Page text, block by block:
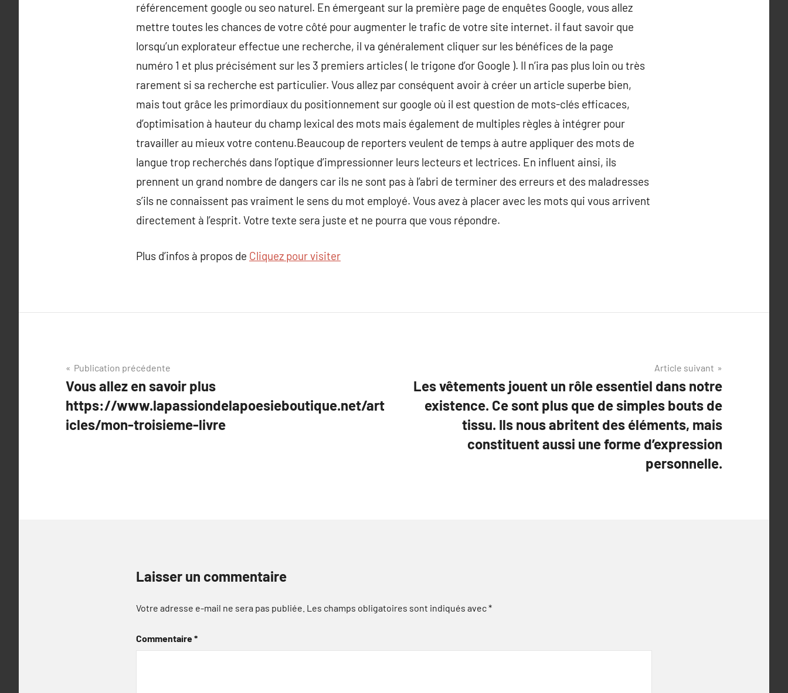
référencement google ou seo naturel. En émergeant sur la première page de enquêtes Google, vous allez
mettre toutes les chances de votre côté pour augmenter le trafic de votre site internet. il faut savoir que
lorsqu’un explorateur effectue une recherche, il va généralement cliquer sur les bénéfices de la page
numéro 1 et plus précisément sur les 3 premiers articles ( le trigone d’or Google ). Il n’ira pas plus loin ou très
rarement si sa recherche est particulier. Vous allez par conséquent avoir à créer un article superbe bien,
mais tout grâce les primordiaux du positionnement sur google où il est question de mots-clés efficaces,
d’optimisation à hauteur du champ lexical des mots mais également de multiples règles à intégrer pour
travailler au mieux votre contenu.Beaucoup de reporters veulent de temps à autre appliquer des mots de
langue trop recherchés dans l’optique d’impressionner leurs lecteurs et lectrices. En influent ainsi, ils
prennent un grand nombre de dangers car ils ne sont pas à l’abri de terminer des erreurs et des maladresses
s’ils ne connaissent pas vraiment le sens du mot employé. Vous avez à placer avec les mots qui vous arrivent
directement à l’esprit. Votre texte sera juste et ne pourra que vous répondre.
Plus d’infos à propos de Cliquez pour visiter
Navigation
de
l’article
Publication précédente
Vous allez en savoir plus
https://www.lapassiondelapoesieboutique.net/art
icles/mon-troisieme-livre
Article suivant
Les vêtements jouent un rôle essentiel dans notre
existence. Ce sont plus que de simples bouts de
tissu. Ils nous abritent des éléments, mais
constituent aussi une forme d’expression
personnelle.
Laisser un commentaire
Votre adresse e-mail ne sera pas publiée. Les champs obligatoires sont indiqués avec*
Commentaire*